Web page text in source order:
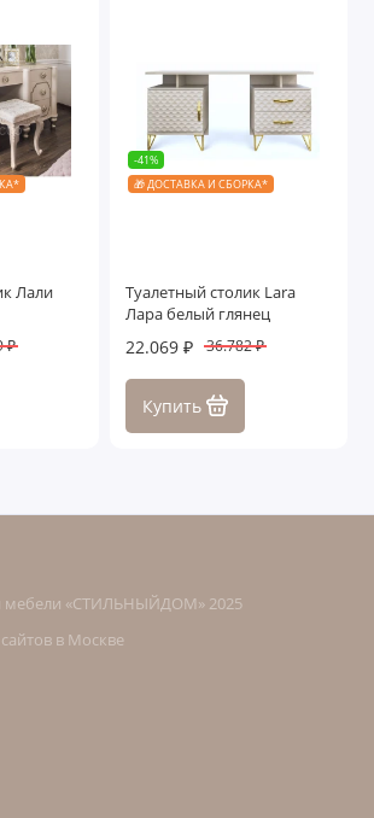
Лали
₽
-41%
🎁 ДОСТАВКА И СБОРКА*
Туалетный столик Lara
Лара белый глянец
22.069 ₽ 36.782 ₽
Купить
мебели «СТИЛЬНЫЙДОМ» 2025
в Москве